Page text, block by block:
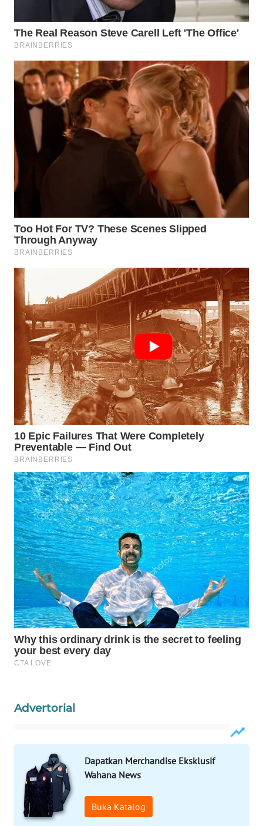
Advertorial
Dapatkan Merchandise Eksklusif
Wahana News
Buka Katalog
PRIANGAN
TIMUR
WN
SEMARANG
WN
SOLO
WN
BOROBUDUR
WN
SURABAYA
NATUNA
WN
BINTAN
WN
MANDALIKA
WN
LIKUPANG
WN
WN
BORNEO
Wahana
Media
Group
WAHANA
NEWS
WAHANA
TANI
WAHANA
KONSUMEN
WAHANA
LISTRIK